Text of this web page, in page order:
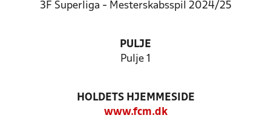
3F Superliga - Mesterskabsspil 2024/25
PULJE
Pulje 1
HOLDETS HJEMMESIDE
www.fcm.dk